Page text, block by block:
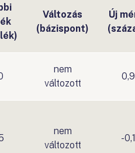
Változás
(bázispont)
Új
nem
változott
nem
változott
-